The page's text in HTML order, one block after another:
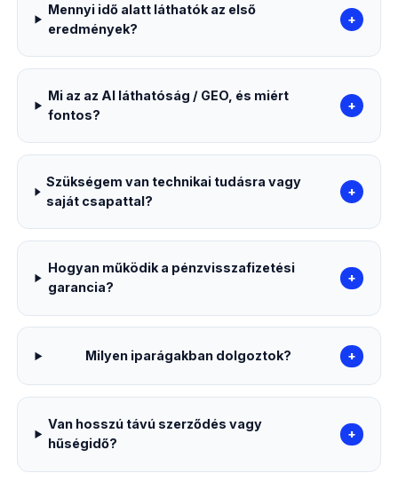
Mennyi idő alatt láthatók az első
eredmények?
+
Mi az az AI láthatóság / GEO, és miért
fontos?
+
Szükségem van technikai tudásra vagy
saját csapattal?
+
Hogyan működik a pénzvisszafizetési
garancia?
+
Milyen iparágakban dolgoztok? +
Van hosszú távú szerződés vagy
hűségidő?
+